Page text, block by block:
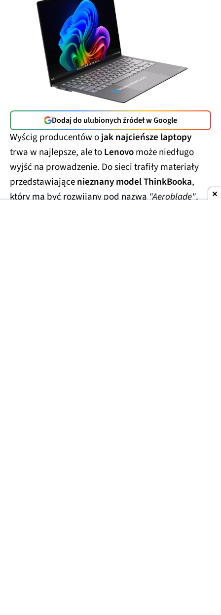
Dodaj do ulubionych źródeł w Google
Wyścig producentów ojak najcieńsze laptopy
trwa w najlepsze, ale toLenovomoże niedługo
wyjść na prowadzenie. Do sieci trafiły materiały
przedstawiającenieznany model ThinkBooka,
który ma być rozwijany pod nazwą"Aeroblade".